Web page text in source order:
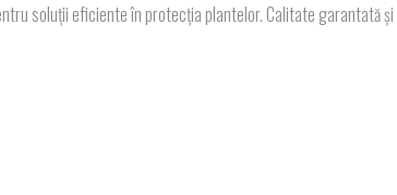
soluții eficiente în protecția plantelor. Calitate garantată